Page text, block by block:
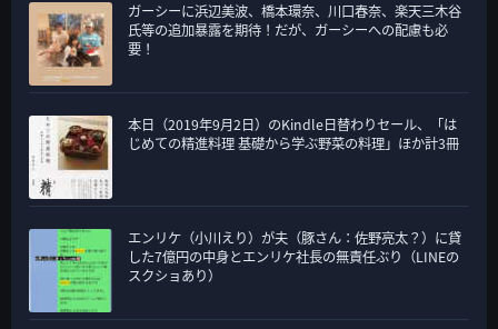
ガーシーに浜辺美波、橋本環奈、川口春奈、楽天三木谷
氏等の追加暴露を期待！だが、ガーシーへの配慮も必
要！
本日（2019年9月2日）のKindle日替わりセール、「は
じめての精進料理 基礎から学ぶ野菜の料理」ほか計3冊
エンリケ（小川えり）が夫（豚さん：佐野亮太？）に貸
した7億円の中身とエンリケ社長の無責任ぶり（LINEの
スクショあり）